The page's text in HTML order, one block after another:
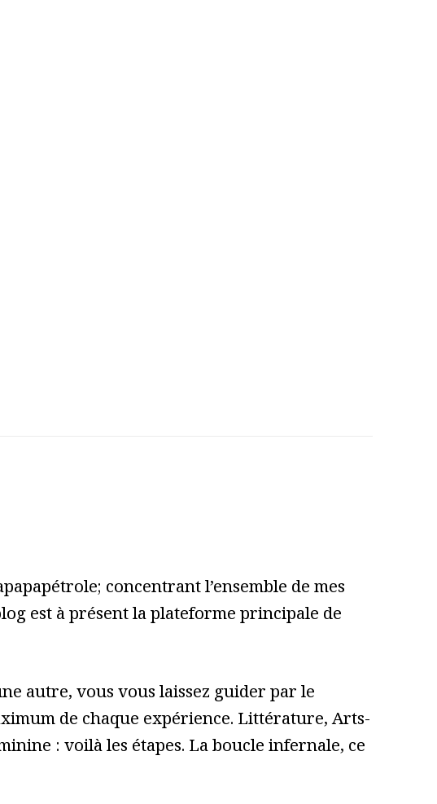
concentrant l’ensemble de mes
est à présent la plateforme principale de
autre, vous vous laissez guider par le
de chaque expérience. Littérature, Arts-
: voilà les étapes. La boucle infernale, ce